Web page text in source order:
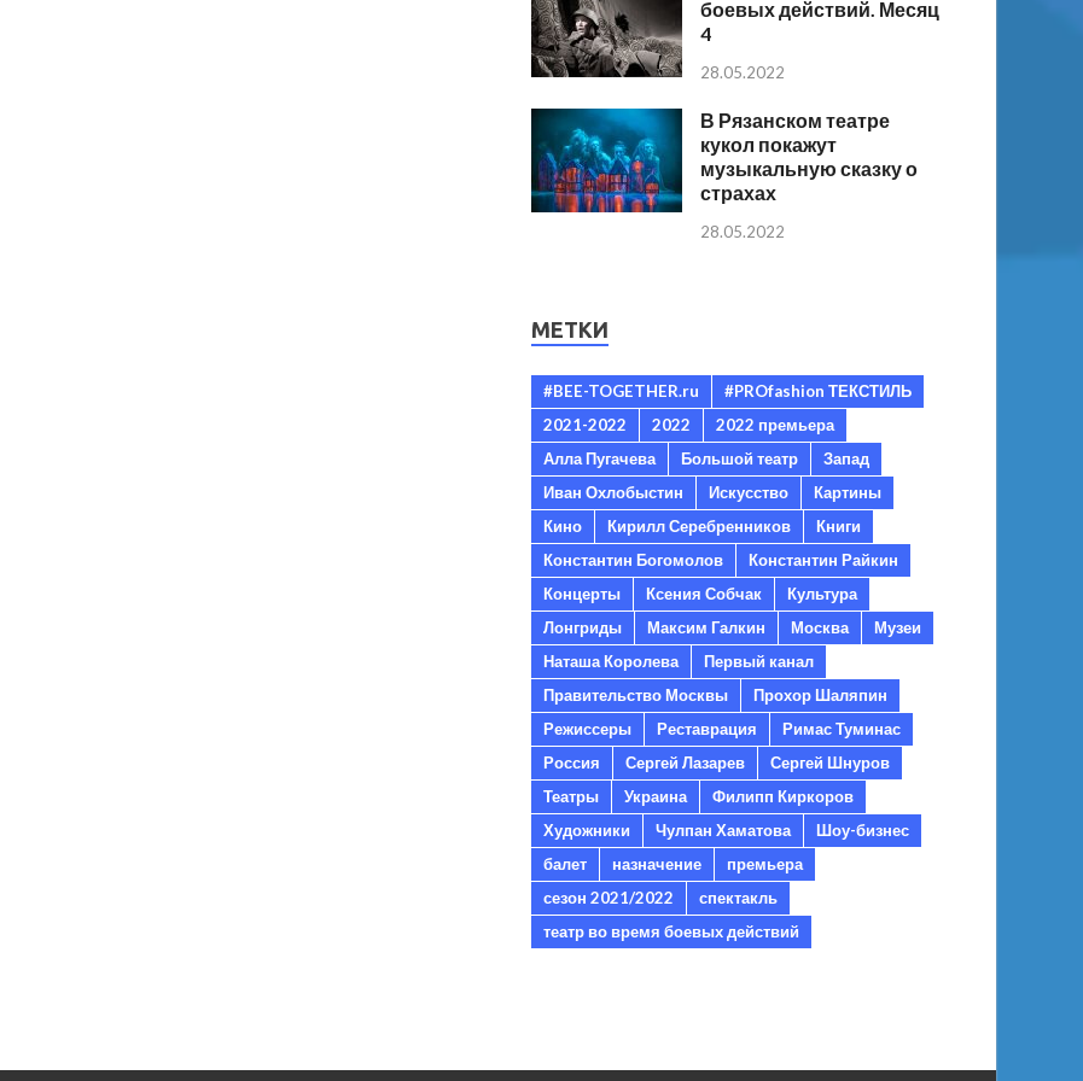
боевых действий. Месяц
4
28.05.2022
В Рязанском театре
кукол покажут
музыкальную сказку о
страхах
28.05.2022
МЕТКИ
#BEE-TOGETHER.ru
#PROfashion ТЕКСТИЛЬ
2021-2022
2022
2022 премьера
Алла Пугачева
Большой театр
Запад
Иван Охлобыстин
Искусство
Картины
Кино
Кирилл Серебренников
Книги
Константин Богомолов
Константин Райкин
Концерты
Ксения Собчак
Культура
Лонгриды
Максим Галкин Москва
Музеи
Наташа Королева
Первый канал
Правительство Москвы
Прохор Шаляпин
Режиссеры
Реставрация
Римас Туминас
Россия
Сергей Лазарев
Сергей Шнуров
Театры
Украина
Филипп Киркоров
Художники
Чулпан Хаматова
Шоу-бизнес
балет
назначение
премьера
сезон 2021/2022
спектакль
театр во время боевых действий